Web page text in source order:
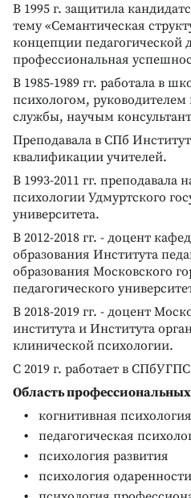
В 1995 г. защитила
тему «Семантическая
концепции педагогической
профессиональная
В 1985-1989 гг. работала в
психологом, руководителем
службы, научым
Преподавала в СПб
квалификации учителей.
В 1993-2011 гг. преподавала
психологии Удмуртского
университета.
В 2012-2018 гг. - доцент
образования Института
образования Московского
педагогического
В 2018-2019 гг. - доцент
института и Института
клинической психологии.
С 2019 г. работает в
Область
когнитивная психология
педагогическая
психология развития
психология одаренности